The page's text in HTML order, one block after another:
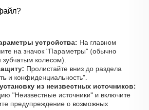
устройства: На главном
на значок "Параметры" (обычно
зубчатым колесом).
Пролистайте вниз до раздела
и конфиденциальность".
из неизвестных источников:
"Неизвестные источники" и включите
предупреждение о возможных